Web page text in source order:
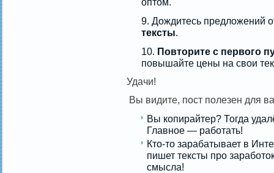
оптом.
Дождитесь предложений
тексты.
Повторите с первого
повышайте цены на свои
Удачи!
Вы видите, пост полезен для
Вы копирайтер? Тогда
Главное — работать!
Кто-то зарабатывает в
пишет тексты про
смысла!